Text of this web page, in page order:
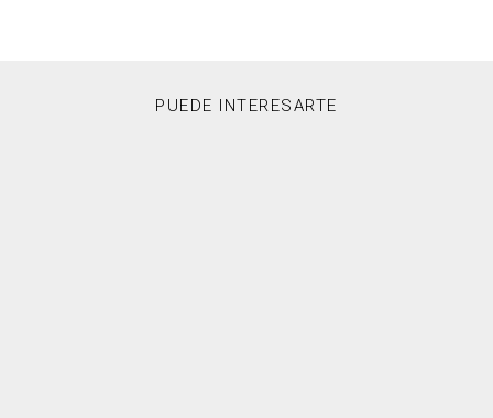
PUEDE INTERESARTE